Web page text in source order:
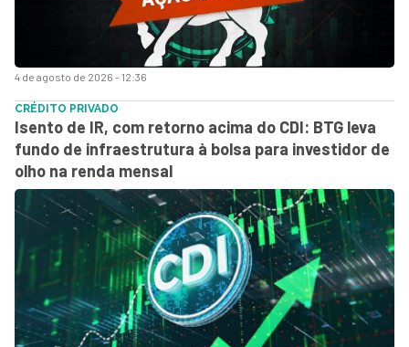
4 de agosto de 2026 - 12:36
CRÉDITO PRIVADO
Isento de IR, com retorno acima do CDI: BTG leva
fundo de infraestrutura à bolsa para investidor de
olho na renda mensal